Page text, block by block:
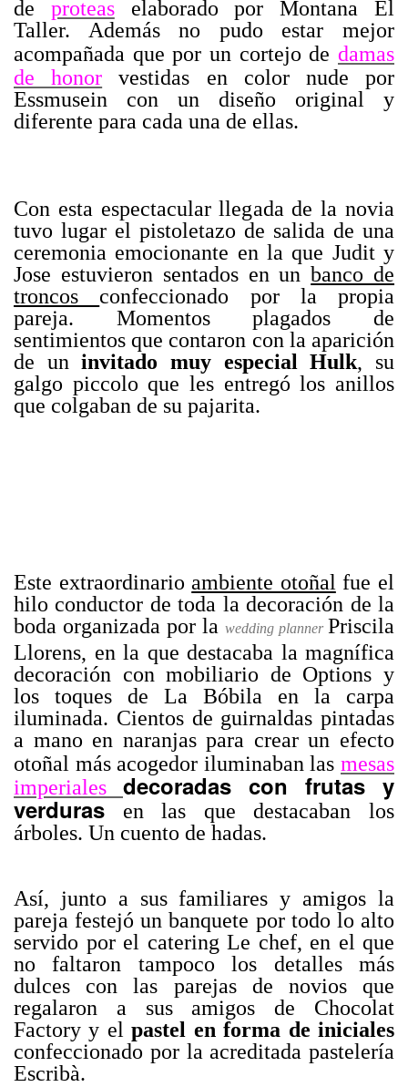
de proteaselaborado por Montana El
Taller. Además no pudo estar mejor
acompañada que por un cortejo de damas
de honor vestidas en color nude por
Essmusein con un diseño original y
diferente para cada una de ellas.
Con esta espectacular llegada de la novia
tuvo lugar el pistoletazo de salida de una
ceremonia emocionante en la que Judit y
Jose estuvieron sentados en unbanco de
troncos confeccionado por la propia
pareja. Momentos plagados de
sentimientos que contaron con la aparición
de uninvitado muy especial Hulk, su
galgo piccolo que les entregó los anillos
que colgaban de su pajarita.
Este extraordinarioambiente otoñal fue el
hilo conductor de toda la decoración de la
boda organizada por la wedding planner Priscila
Llorens, en la que destacaba la magnífica
decoración con mobiliario de Options y
los toques de La Bóbila en la carpa
iluminada. Cientos de guirnaldas pintadas
a mano en naranjas para crear un efecto
otoñal más acogedor iluminaban las mesas
imperiales decoradas con frutas y
verduras en las que destacaban los
árboles. Un cuento de hadas.
Así, junto a sus familiares y amigos la
pareja festejó un banquete por todo lo alto
servido por el catering Le chef, en el que
no faltaron tampoco los detalles más
dulces con las parejas de novios que
regalaron a sus amigos de Chocolat
Factory y elpastel en forma de iniciales
confeccionado por la acreditada pastelería
Escribà.